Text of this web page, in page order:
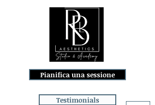
Pianifica una sessione
Testimonials